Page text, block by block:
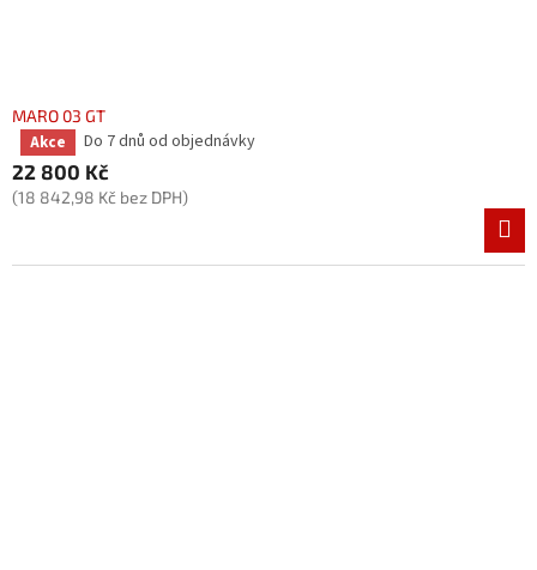
MARO 03 GT
Průměrné
hodnocení
produktu
je
Akce
Do 7 dnů od objednávky
22 800 Kč
(18 842,98 Kč bez DPH)